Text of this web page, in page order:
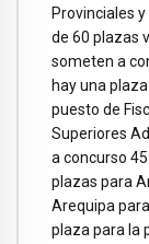
Provinciales
de 60 plazas
someten a
hay una
puesto de
Superiores
a concurso
plazas para
Arequipa
plaza para la